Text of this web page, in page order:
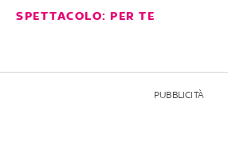
SPETTACOLO: PER TE
PUBBLICITÀ